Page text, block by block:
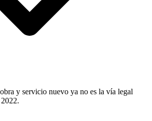
y servicio nuevo ya no es la vía legal